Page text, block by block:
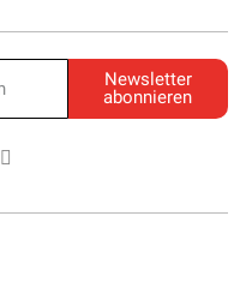
Newsletter
abonnieren